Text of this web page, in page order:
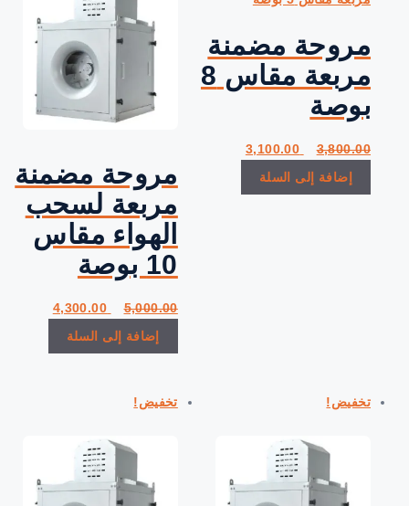
مروحة مضمنة
مربعة مقاس 8
بوصة
3,800.00
السعر
الأصلي
هو:
3,800.00.
3,100.00
السعر
الحالي
3,100.00.
إضافة إلى السلة
مروحة مضمنة
مربعة لسحب
الهواء مقاس
10 بوصة
5,000.00
السعر
الأصلي
هو:
5,000.00.
4,300.00
السعر
الحالي
4,300.00.
إضافة إلى السلة
تخفيض! تخفيض!